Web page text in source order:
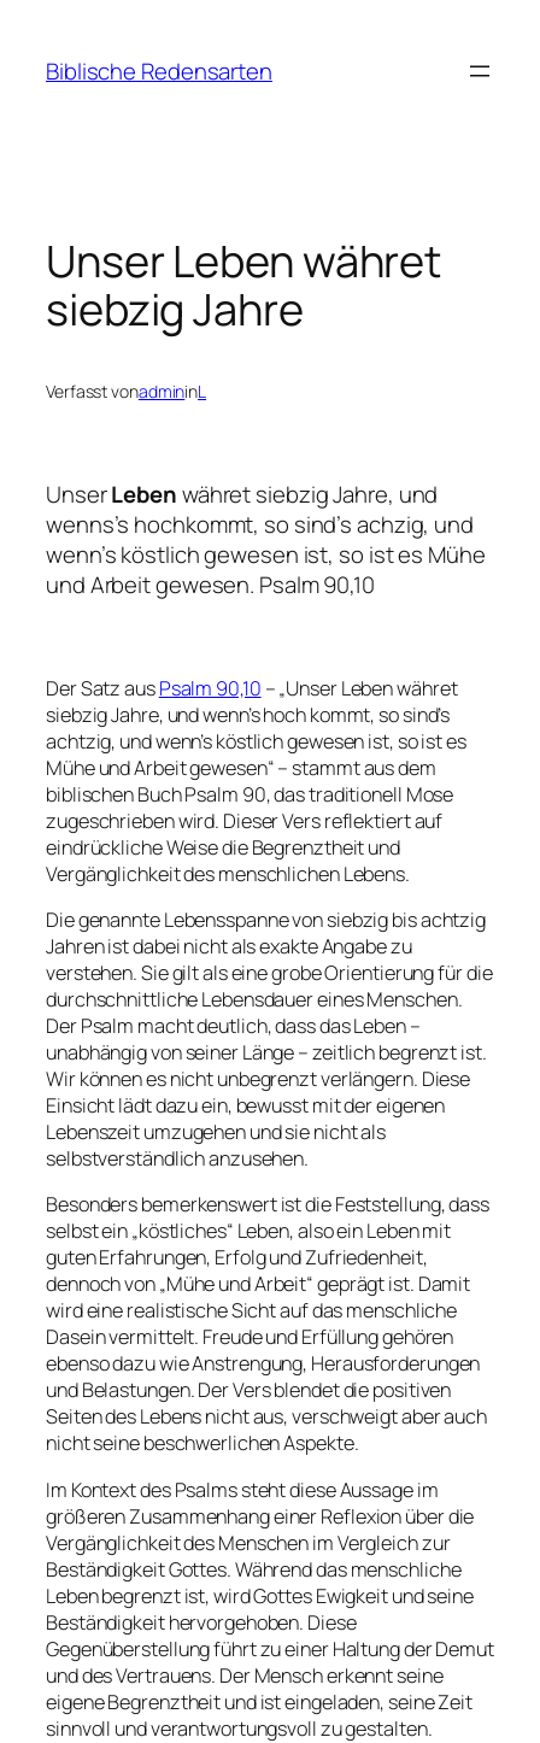
springen
Biblische Redensarten
Unser Leben währet
siebzig Jahre
Verfasst vonadmininL
UnserLebenwähret siebzig Jahre, und
wenns’s hochkommt, so sind’s achzig, und
wenn’s köstlich gewesen ist, so ist es Mühe
und Arbeit gewesen. Psalm 90,10
Der Satz ausPsalm 90,10 – „Unser Leben währet
siebzig Jahre, und wenn’s hoch kommt, so sind’s
achtzig, und wenn’s köstlich gewesen ist, so ist es
Mühe und Arbeit gewesen“ – stammt aus dem
biblischen Buch Psalm 90, das traditionell Mose
zugeschrieben wird. Dieser Vers reflektiert auf
eindrückliche Weise die Begrenztheit und
Vergänglichkeit des menschlichen Lebens.
Die genannte Lebensspanne von siebzig bis achtzig
Jahren ist dabei nicht als exakte Angabe zu
verstehen. Sie gilt als eine grobe Orientierung für die
durchschnittliche Lebensdauer eines Menschen.
Der Psalm macht deutlich, dass das Leben –
unabhängig von seiner Länge – zeitlich begrenzt ist.
Wir können es nicht unbegrenzt verlängern. Diese
Einsicht lädt dazu ein, bewusst mit der eigenen
Lebenszeit umzugehen und sie nicht als
selbstverständlich anzusehen.
Besonders bemerkenswert ist die Feststellung, dass
selbst ein „köstliches“ Leben, also ein Leben mit
guten Erfahrungen, Erfolg und Zufriedenheit,
dennoch von „Mühe und Arbeit“ geprägt ist. Damit
wird eine realistische Sicht auf das menschliche
Dasein vermittelt. Freude und Erfüllung gehören
ebenso dazu wie Anstrengung, Herausforderungen
und Belastungen. Der Vers blendet die positiven
Seiten des Lebens nicht aus, verschweigt aber auch
nicht seine beschwerlichen Aspekte.
Im Kontext des Psalms steht diese Aussage im
größeren Zusammenhang einer Reflexion über die
Vergänglichkeit des Menschen im Vergleich zur
Beständigkeit Gottes. Während das menschliche
Leben begrenzt ist, wird Gottes Ewigkeit und seine
Beständigkeit hervorgehoben. Diese
Gegenüberstellung führt zu einer Haltung der Demut
und des Vertrauens. Der Mensch erkennt seine
eigene Begrenztheit und ist eingeladen, seine Zeit
sinnvoll und verantwortungsvoll zu gestalten.